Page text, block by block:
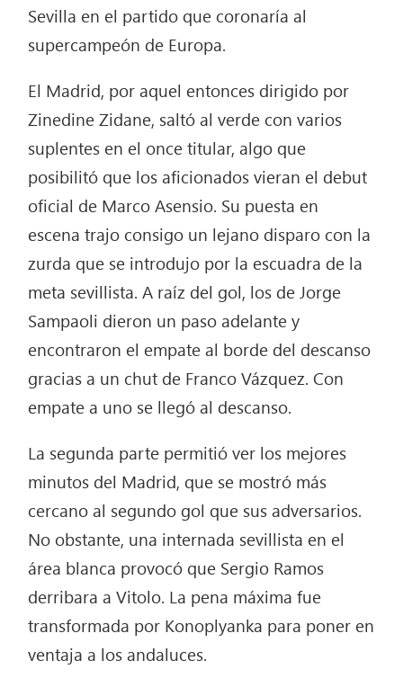
Sevilla en el partido que coronaría al
supercampeón de Europa.
El Madrid, por aquel entonces dirigido por
Zinedine Zidane, saltó al verde con varios
suplentes en el once titular, algo que
posibilitó que los aficionados vieran el debut
oficial de Marco Asensio. Su puesta en
escena trajo consigo un lejano disparo con la
zurda que se introdujo por la escuadra de la
meta sevillista. A raíz del gol, los de Jorge
Sampaoli dieron un paso adelante y
encontraron el empate al borde del descanso
gracias a un chut de Franco Vázquez. Con
empate a uno se llegó al descanso.
La segunda parte permitió ver los mejores
minutos del Madrid, que se mostró más
cercano al segundo gol que sus adversarios.
No obstante, una internada sevillista en el
área blanca provocó que Sergio Ramos
derribara a Vitolo. La pena máxima fue
transformada por Konoplyanka para poner en
ventaja a los andaluces.